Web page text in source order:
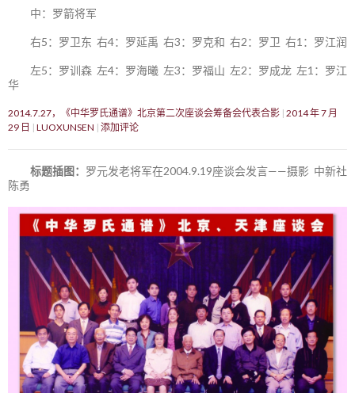
中：罗箭将军
右5：罗卫东 右4：罗延禹 右3：罗克和 右2：罗卫 右1：罗江润
左5：罗训森 左4：罗海曦 左3：罗福山 左2：罗成龙 左1：罗江
华
2014.7.27，《中华罗氏通谱》北京第二次座谈会筹备会代表合影 2014 年 7 月
29 日
LUOXUNSEN 添加评论
标题插图： 罗元发老将军在2004.9.19座谈会发言——摄影 中新社
陈勇